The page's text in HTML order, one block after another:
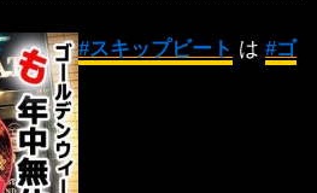
#‎スキップビート‬ は ‪#‎ゴ